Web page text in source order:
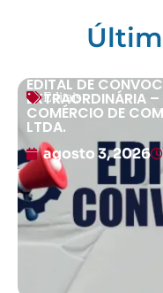
Editais
EDITAL DE
EXTRAORDINÁRIA
COMÉRCIO DE
LTDA.
agosto 3, 2026